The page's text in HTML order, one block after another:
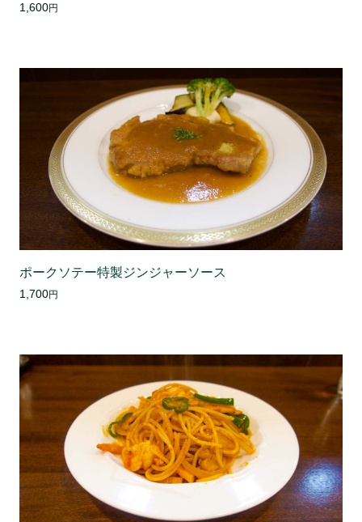
1,600円
ポークソテー特製ジンジャーソース
1,700円